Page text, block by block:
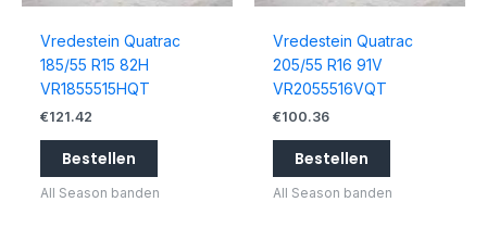
Vredestein Quatrac
185/55 R15 82H
VR1855515HQT
€121.42
Bestellen
All Season banden
Vredestein Quatrac
205/55 R16 91V
VR2055516VQT
€100.36
Bestellen
All Season banden